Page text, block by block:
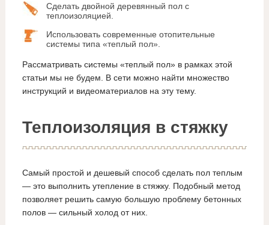
Сделать двойной деревянный пол с
теплоизоляцией.
Использовать современные отопительные
системы типа «теплый пол».
Рассматривать системы «теплый пол» в рамках этой
статьи мы не будем. В сети можно найти множество
инструкций и видеоматериалов на эту тему.
Теплоизоляция в стяжку
Самый простой и дешевый способ сделать пол теплым
— это выполнить утепление в стяжку. Подобный метод
позволяет решить самую большую проблему бетонных
полов — сильный холод от них.